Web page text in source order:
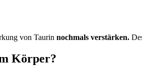
von Taurin nochmals verstärken.
Körper?